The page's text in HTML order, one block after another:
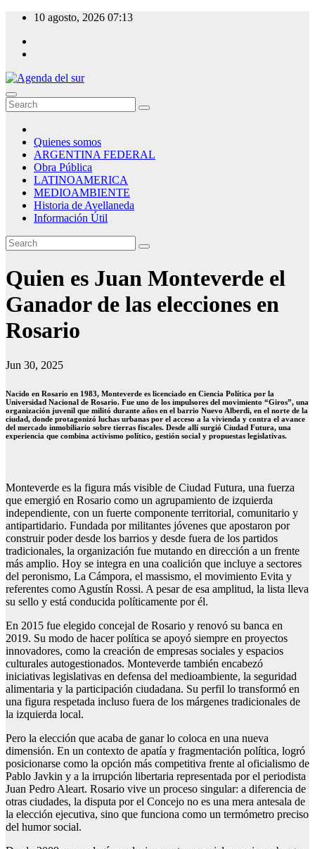
Skip
content
10 agosto, 2026 07:13
Agenda del sur
Quienes somos
ARGENTINA FEDERAL
Obra Pública
LATINOAMERICA
MEDIOAMBIENTE
Historia de Avellaneda
Información Útil
Quien es Juan Monteverde el
Ganador de las elecciones en
Rosario
Jun 30, 2025
Nacido en Rosario en 1983, Monteverde es licenciado en Ciencia Política por la
Universidad Nacional de Rosario. Fue uno de los impulsores del movimiento “Giros”, una
organización juvenil que militó durante años en el barrio Nuevo Alberdi, en el norte de la
ciudad, donde protagonizó luchas urbanas por el acceso a la vivienda y contra el avance
del mercado inmobiliario sobre tierras fiscales. Desde allí surgió Ciudad Futura, una
experiencia que combina activismo político, gestión social y propuestas legislativas.
Monteverde es la figura más visible de Ciudad Futura, una fuerza
que emergió en Rosario como un agrupamiento de izquierda
independiente, con un fuerte componente territorial, comunitario y
antipartidario. Fundada por militantes jóvenes que apostaron por
construir poder desde los barrios y desde fuera de los partidos
tradicionales, la organización fue mutando en dirección a un frente
más amplio. Hoy se integra en una coalición que incluye a sectores
del peronismo, La Cámpora, el massismo, el movimiento Evita y
referentes como Agustín Rossi. A pesar de esa amplitud, la lista lleva
su sello y está conducida políticamente por él.
En 2015 fue elegido concejal de Rosario y renovó su banca en
2019. Su modo de hacer política se apoyó siempre en proyectos
innovadores, como la creación de empresas sociales y espacios
culturales autogestionados. Monteverde también encabezó
iniciativas legislativas en defensa del medioambiente, la seguridad
alimentaria y la participación ciudadana. Su perfil lo transformó en
una figura respetada incluso fuera de los márgenes tradicionales de
la izquierda local.
Pero la elección que acaba de ganar lo coloca en una nueva
dimensión. En un contexto de apatía y fragmentación política, logró
posicionarse como la opción más competitiva frente al oficialismo de
Pablo Javkin y a la irrupción libertaria representada por el periodista
Juan Pedro Aleart. Rosario vive un proceso singular: a diferencia de
otras ciudades, la disputa por el Concejo no es una mera antesala de
la elección ejecutiva, sino que funciona como un termómetro preciso
del humor social.